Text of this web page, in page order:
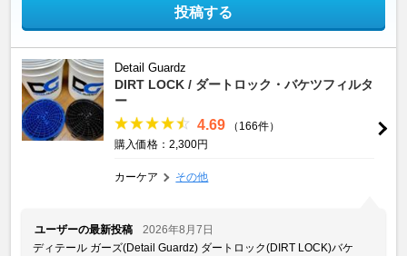
投稿する
Detail Guardz
DIRT LOCK / ダートロック・バケツフィルタ
ー
4.69
（166件）
購入価格：2,300円
カーケア その他
ユーザーの最新投稿
2026年8月7日
ディテール ガーズ(Detail Guardz) ダートロック(DIRT LOCK)バケ